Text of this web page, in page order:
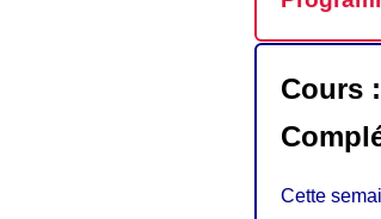
Cours
Cette